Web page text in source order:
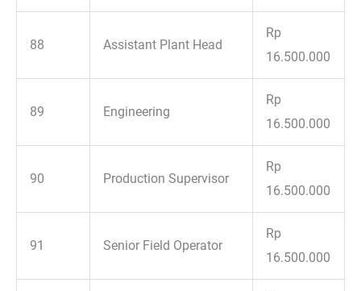
88 Assistant Plant Head
Rp
16.500.000
89 Engineering
Rp
16.500.000
90 Production Supervisor
Rp
16.500.000
91 Senior Field Operator
Rp
16.500.000